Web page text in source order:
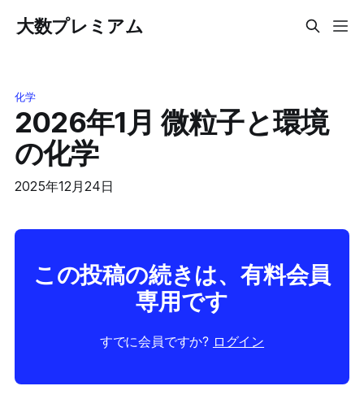
大数プレミアム
化学
2026年1月 微粒子と環境
の化学
2025年12月24日
この投稿の続きは、有料会員
専用です
すでに会員ですか? ログイン